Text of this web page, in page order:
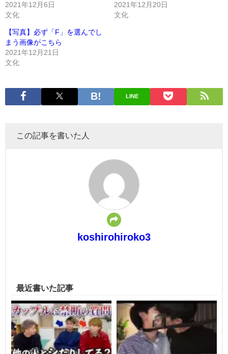
2021年12月6日
文化
2021年12月20日
文化
【写真】必ず「F」を選んでし
まう画像がこちら
2021年12月21日
文化
LINE
この記事を書いた人
koshirohiroko3
最近書いた記事